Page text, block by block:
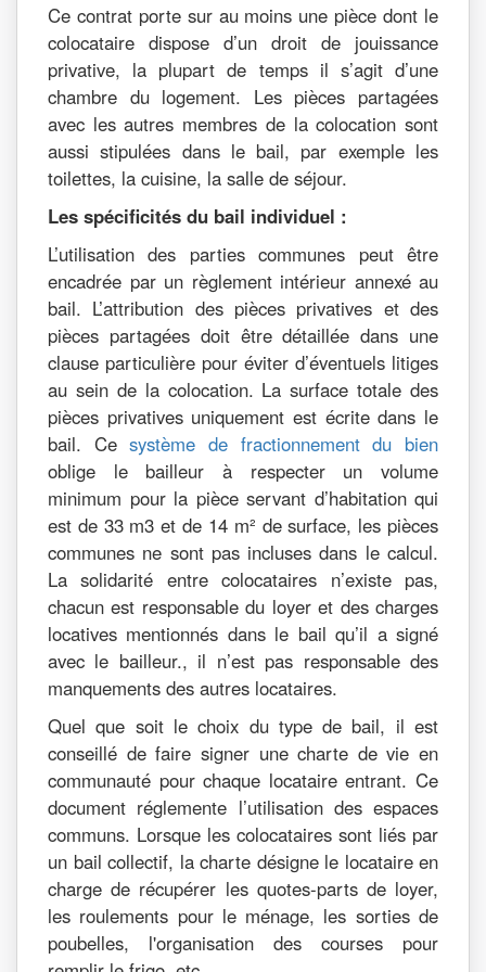
Ce contrat porte sur au moins une pièce dont le
colocataire dispose d’un droit de jouissance
privative, la plupart de temps il s’agit d’une
chambre du logement. Les pièces partagées
avec les autres membres de la colocation sont
aussi stipulées dans le bail, par exemple les
toilettes, la cuisine, la salle de séjour.
Les spécificités du bail individuel :
L’utilisation des parties communes peut être
encadrée par un règlement intérieur annexé au
bail. L’attribution des pièces privatives et des
pièces partagées doit être détaillée dans une
clause particulière pour éviter d’éventuels litiges
au sein de la colocation. La surface totale des
pièces privatives uniquement est écrite dans le
bail. Cesystème de fractionnement du bien
oblige le bailleur à respecter un volume
minimum pour la pièce servant d’habitation qui
est de 33 m3 et de 14 m² de surface, les pièces
communes ne sont pas incluses dans le calcul.
La solidarité entre colocataires n’existe pas,
chacun est responsable du loyer et des charges
locatives mentionnés dans le bail qu’il a signé
avec le bailleur., il n’est pas responsable des
manquements des autres locataires.
Quel que soit le choix du type de bail, il est
conseillé de faire signer une charte de vie en
communauté pour chaque locataire entrant. Ce
document réglemente l’utilisation des espaces
communs. Lorsque les colocataires sont liés par
un bail collectif, la charte désigne le locataire en
charge de récupérer les quotes-parts de loyer,
les roulements pour le ménage, les sorties de
poubelles, l'organisation des courses pour